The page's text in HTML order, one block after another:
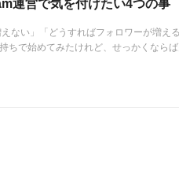
運営で気を付けたい4つの事
ない」「どうすればフォロワーが増え
ちで始めてみたけれど、せっかくなら